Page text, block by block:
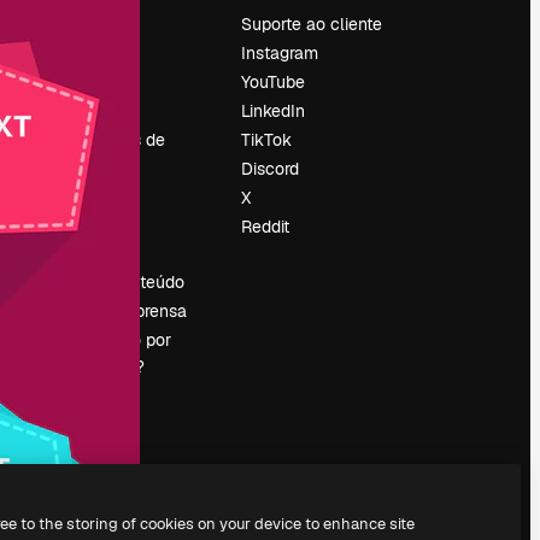
Reviews
Emprego
Tendências de
pesquisa
Blog
Eventos
Slidesgo
Vender conteúdo
Sala de imprensa
Procurando por
magnific.ai?
Suporte ao cliente
Instagram
YouTube
LinkedIn
TikTok
Discord
X
Reddit
to the storing of cookies on your device to enhance site